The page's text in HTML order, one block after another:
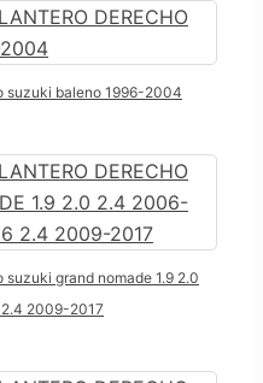
suzuki baleno 1996-2004
grand nomade 1.9 2.0
2009-2017